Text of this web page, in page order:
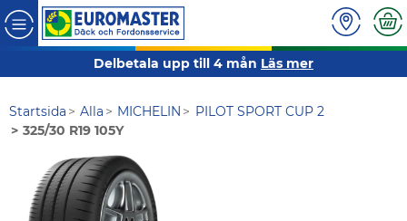
Delbetala upp till 4 mån Läs mer
Startsida Alla MICHELIN
PILOT SPORT CUP 2
325/30 R19 105Y